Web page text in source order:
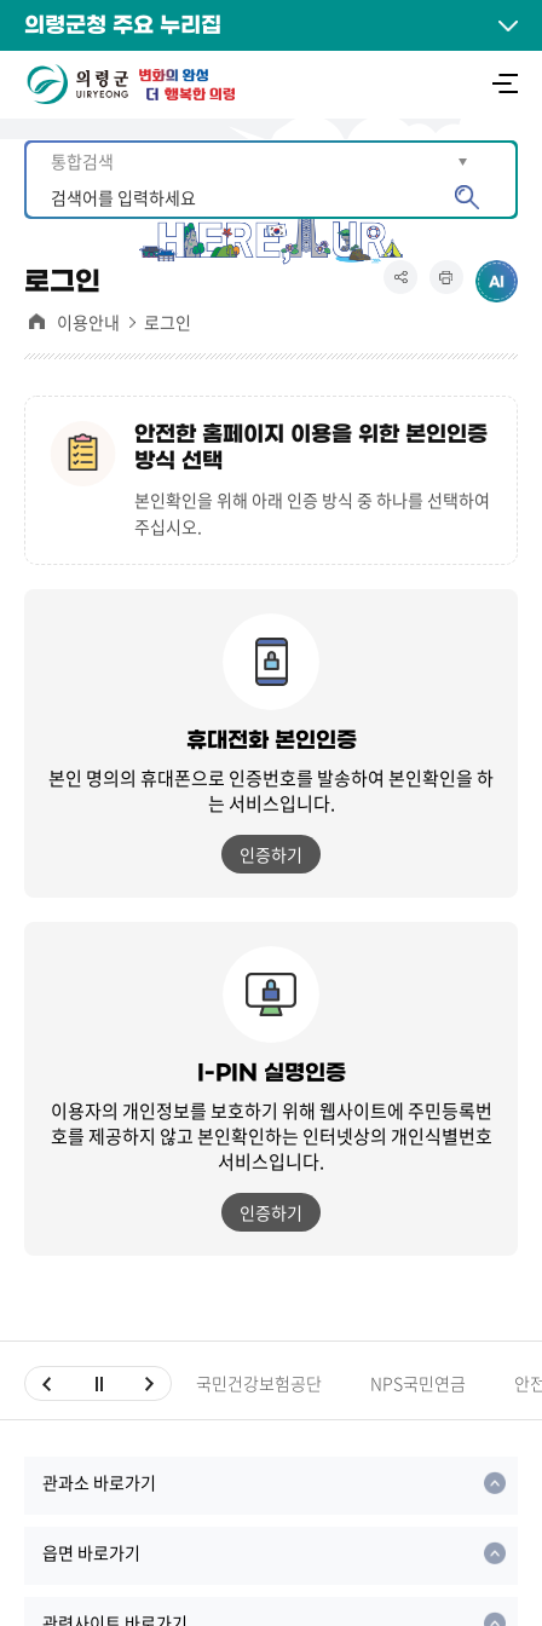
의령군청 주요 누리집
로그인
이용안내 로그인
안전한 홈페이지 이용을 위한 본인인증
방식 선택
본인확인을 위해 아래 인증 방식 중 하나를 선택하여
주십시오.
휴대전화 본인인증
본인 명의의 휴대폰으로 인증번호를 발송하여 본인확인을 하
는 서비스입니다.
인증하기
I-PIN 실명인증
이용자의 개인정보를 보호하기 위해 웹사이트에 주민등록번
호를 제공하지 않고본인확인하는 인터넷상의 개인식별번호
서비스입니다.
인증하기
국민건강보험공단 NPS국민연금 안
관과소 바로가기
읍면 바로가기